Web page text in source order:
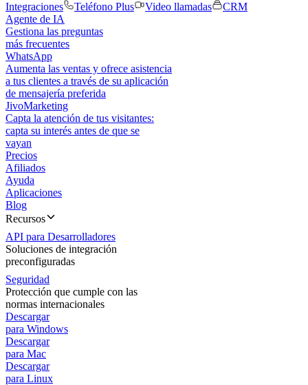
Integraciones
Teléfono Plus Video llamadas
CRM
Agente de IA
Gestiona las preguntas
más frecuentes
WhatsApp
Aumenta las ventas y ofrece asistencia
a tus clientes a través de su aplicación
de mensajería preferida
JivoMarketing
Capta la atención de tus visitantes:
capta su interés antes de que se
vayan
Precios
Afiliados
Ayuda
Aplicaciones
Blog
Recursos
API para Desarrolladores
Soluciones de integración
preconfiguradas
Seguridad
Protección que cumple con las
normas internacionales
Descargar
para Windows
Descargar
para Mac
Descargar
para Linux